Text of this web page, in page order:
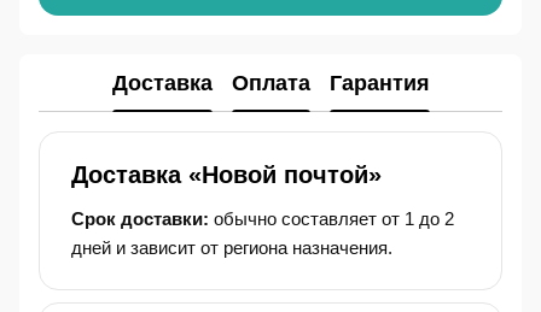
Доставка Оплата Гарантия
Доставка «Новой почтой»
Срок доставки: обычно составляет от 1 до 2
дней и зависит от региона назначения.